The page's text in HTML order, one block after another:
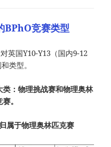
BPhO竞赛类型
英国Y10-Y13（国内9-12
类型。
：物理挑战赛和物理奥林
。
属于物理奥林匹克赛